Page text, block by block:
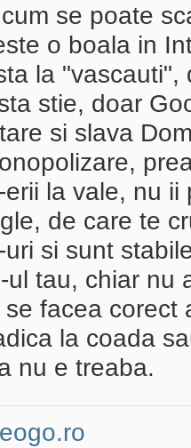
se poate
o boala in
la
stie, doar
si slava
la vale, nu
de care te
si sunt
ul tau, chiar nu
facea corect
la coada
nu e treaba.